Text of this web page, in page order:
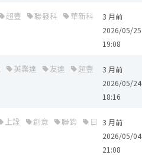
超豐 聯發科 華新科 鴻名
3 月前
2026/05/25
19:08
英業達 友達 超豐 聯發科
3 月前
2026/05/24
18:16
上詮 創意 聯鈞 日月光投控
3 月前
2026/05/04
21:08